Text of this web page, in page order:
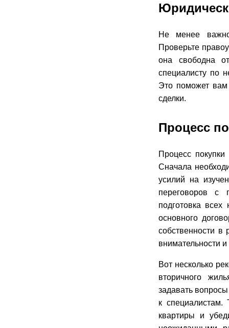
Не менее
Проверьте
она свободна
специалисту по
Это поможет вам
сделки.
Процесс
Процесс
Сначала
усилий на
переговоров с
подготовка
основного
собственности в
внимательности
Вот несколько
вторичного
задавать
к специалистам.
квартиры и